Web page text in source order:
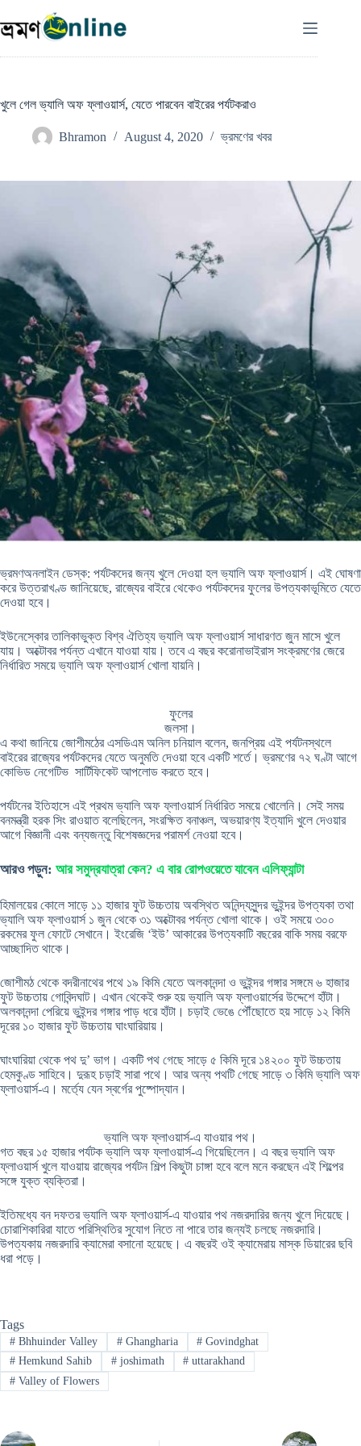
to
content
খুলে গেল ভ্যালি অফ ফ্লাওয়ার্স, যেতে পারবেন বাইরের পর্যটকরাও
Bhramon August 4, 2020 ভ্রমণের খবর
ভ্রমণঅনলাইন ডেস্ক: পর্যটকদের জন্য খুলে দেওয়া হল ভ্যালি অফ ফ্লাওয়ার্স। এই ঘোষণা
করে উত্তরাখণ্ড জানিয়েছে, রাজ্যের বাইরে থেকেও পর্যটকদের ফুলের উপত্যকাভূমিতে যেতে
দেওয়া হবে।
ইউনেস্কোর তালিকাভুক্ত বিশ্ব ঐতিহ্য ভ্যালি অফ ফ্লাওয়ার্স সাধারণত জুন মাসে খুলে
যায়। অক্টোবর পর্যন্ত এখানে যাওয়া যায়। তবে এ বছর করোনাভাইরাস সংক্রমণের জেরে
নির্ধারিত সময়ে ভ্যালি অফ ফ্লাওয়ার্স খোলা যায়নি।
ফুলের
জলসা।
এ কথা জানিয়ে জোশীমঠের এসডিএম অনিল চনিয়াল বলেন, জনপ্রিয় এই পর্যটনস্থলে
বাইরের রাজ্যের পর্যটকদের যেতে অনুমতি দেওয়া হবে একটি শর্তে। ভ্রমণের ৭২ ঘণ্টা আগে
কোভিড নেগেটিভ সার্টিফিকেট আপলোড করতে হবে।
পর্যটনের ইতিহাসে এই প্রথম ভ্যালি অফ ফ্লাওয়ার্স নির্ধারিত সময়ে খোলেনি। সেই সময়
বনমন্ত্রী হরক সিং রাওয়াত বলেছিলেন, সংরক্ষিত বনাঞ্চল, অভয়ারণ্য ইত্যাদি খুলে দেওয়ার
আগে বিজ্ঞানী এবং বন্যজন্তু বিশেষজ্ঞদের পরামর্শ নেওয়া হবে।
আরও পড়ুন: আর সমুদ্রযাত্রা কেন? এ বার রোপওয়েতে যাবেন এলিফ্যান্টা
হিমালয়ের কোলে সাড়ে ১১ হাজার ফুট উচ্চতায় অবস্থিত অনিন্দ্যসুন্দর ভুইন্দর উপত্যকা তথা
ভ্যালি অফ ফ্লাওয়ার্স ১ জুন থেকে ৩১ অক্টোবর পর্যন্ত খোলা থাকে। ওই সময়ে ৩০০
রকমের ফুল ফোটে সেখানে। ইংরেজি ‘ইউ’ আকারের উপত্যকাটি বছরের বাকি সময় বরফে
আচ্ছাদিত থাকে।
জোশীমঠ থেকে বদরীনাথের পথে ১৯ কিমি যেতে অলকানন্দা ও ভুইন্দর গঙ্গার সঙ্গমে ৬ হাজার
ফুট উচ্চতায় গোবিন্দঘাট। এখান থেকেই শুরু হয় ভ্যালি অফ ফ্লাওয়ার্সের উদ্দেশে হাঁটা।
অলকানন্দা পেরিয়ে ভুইন্দর গঙ্গার পাড় ধরে হাঁটা। চড়াই ভেঙে পৌঁছোতে হয় সাড়ে ১২ কিমি
দূরের ১০ হাজার ফুট উচ্চতায় ঘাংঘারিয়ায়।
ঘাংঘারিয়া থেকে পথ দু’ ভাগ। একটি পথ গেছে সাড়ে ৫ কিমি দূরে ১৪২০০ ফুট উচ্চতায়
হেমকুণ্ড সাহিবে। দুরূহ চড়াই সারা পথে। আর অন্য পথটি গেছে সাড়ে ৩ কিমি ভ্যালি অফ
ফ্লাওয়ার্স-এ। মর্ত্যে যেন স্বর্গের পুষ্পোদ্যান।
ভ্যালি অফ ফ্লাওয়ার্স-এ যাওয়ার পথ।
গত বছর ১৫ হাজার পর্যটক ভ্যালি অফ ফ্লাওয়ার্স-এ গিয়েছিলেন। এ বছর ভ্যালি অফ
ফ্লাওয়ার্স খুলে যাওয়ায় রাজ্যের পর্যটন শিল্প কিছুটা চাঙ্গা হবে বলে মনে করছেন এই শিল্পের
সঙ্গে যুক্ত ব্যক্তিরা।
ইতিমধ্যে বন দফতর ভ্যালি অফ ফ্লাওয়ার্স-এ যাওয়ার পথ নজরদারির জন্য খুলে দিয়েছে।
চোরাশিকারিরা যাতে পরিস্থিতির সুযোগ নিতে না পারে তার জন্যই চলছে নজরদারি।
উপত্যকায় নজরদারি ক্যামেরা বসানো হয়েছে। এ বছরই ওই ক্যামেরায় মাস্ক ডিয়ারের ছবি
ধরা পড়ে।
Tags
#Bhhuinder Valley #Ghangharia # Govindghat
#Hemkund Sahib #joshimath # uttarakhand
#Valley of Flowers